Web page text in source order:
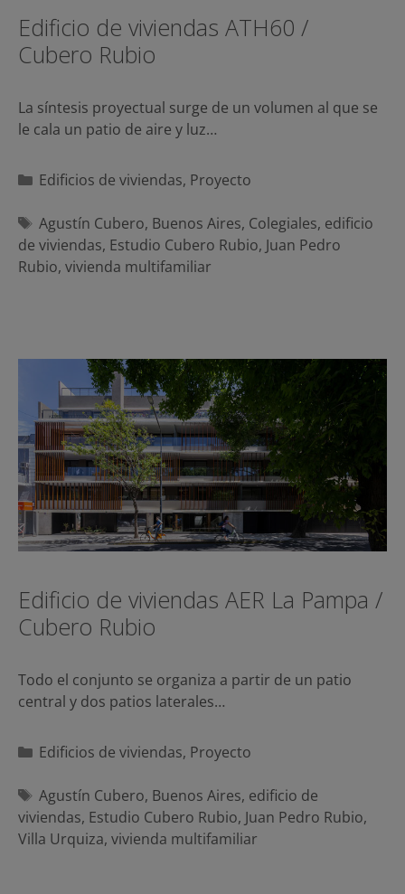
Edificio de viviendas ATH60 /
Cubero Rubio
La síntesis proyectual surge de un volumen al que se
le cala un patio de aire y luz…
Categorías
Edificios de viviendas, Proyecto
Etiquetas
Agustín Cubero, Buenos Aires, Colegiales, edificio
de viviendas, Estudio Cubero Rubio, Juan Pedro
Rubio, vivienda multifamiliar
Edificio de viviendas AER La Pampa /
Cubero Rubio
Todo el conjunto se organiza a partir de un patio
central y dos patios laterales…
Categorías
Edificios de viviendas, Proyecto
Etiquetas
Agustín Cubero, Buenos Aires, edificio de
viviendas, Estudio Cubero Rubio, Juan Pedro Rubio,
Villa Urquiza, vivienda multifamiliar